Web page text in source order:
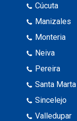
Cúcuta
Manizales
Monteria
Neiva
Pereira
Santa Marta
Sincelejo
Valledupar